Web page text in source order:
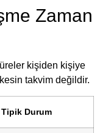
Zaman
kişiden kişiye
takvim değildir.
Tipik Durum